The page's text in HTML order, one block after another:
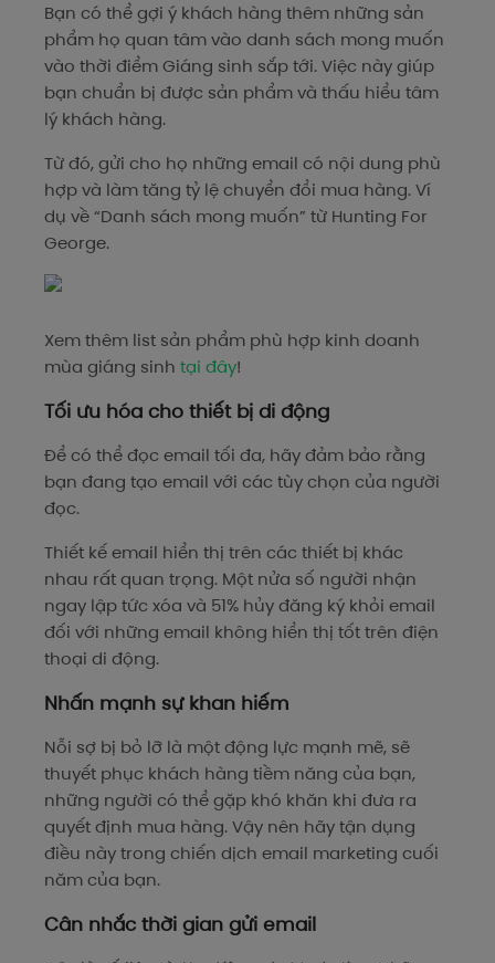
Bạn có thể gợi ý khách hàng thêm những sản
phẩm họ quan tâm vào danh sách mong muốn
vào thời điểm Giáng sinh sắp tới. Việc này giúp
bạn chuẩn bị được sản phẩm và thấu hiểu tâm
lý khách hàng.
Từ đó, gửi cho họ những email có nội dung phù
hợp và làm tăng tỷ lệ chuyển đổi mua hàng. Ví
dụ về “Danh sách mong muốn” từ Hunting For
George.
Xem thêm list sản phẩm phù hợp kinh doanh
mùa giáng sinh tại đây!
Tối ưu hóa cho thiết bị di động
Để có thể đọc email tối đa, hãy đảm bảo rằng
bạn đang tạo email với các tùy chọn của người
đọc.
Thiết kế email hiển thị trên các thiết bị khác
nhau rất quan trọng. Một nửa số người nhận
ngay lập tức xóa và 51% hủy đăng ký khỏi email
đối với những email không hiển thị tốt trên điện
thoại di động.
Nhấn mạnh sự khan hiếm
Nỗi sợ bị bỏ lỡ là một động lực mạnh mẽ, sẽ
thuyết phục khách hàng tiềm năng của bạn,
những người có thể gặp khó khăn khi đưa ra
quyết định mua hàng. Vậy nên hãy tận dụng
điều này trong chiến dịch email marketing cuối
năm của bạn.
Cân nhắc thời gian gửi email